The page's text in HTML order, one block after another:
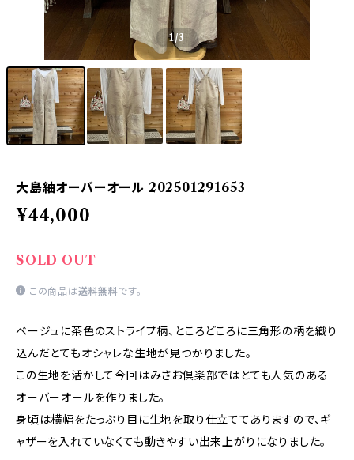
1/3
大島紬オーバーオール 202501291653
¥44,000
SOLD OUT
この商品は送料無料です。
ベージュに茶色のストライプ柄、ところどころに三角形の柄を織り
込んだとてもオシャレな生地が見つかりました。
この生地を活かして今回はみさお倶楽部ではとても人気のある
オーバーオールを作りました。
身頃は横幅をたっぷり目に生地を取り仕立ててありますので、ギ
ャザーを入れていなくても動きやすい出来上がりになりました。